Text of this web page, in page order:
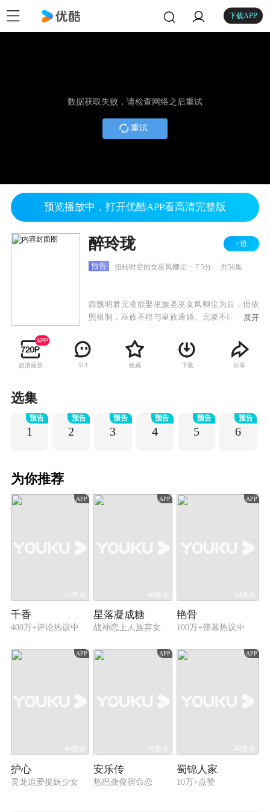
下载APP
数据获取失败，请检查网络之后重试
重试
预览播放中，打开优酷APP看高清完整版
醉玲珑 +追
预告 扭转时空的女巫凤卿尘 7.5分 共56集
西魏明君元凌欲娶巫族圣巫女凤卿尘为后，但依
照祖制，巫族不得与皇族通婚。元凌不顾天下人
被巫族驱逐，七皇子元湛发动兵变。眼见元凌因
为自己而被逼至生死边缘，凤卿尘发动巫族禁术
九转玲珑阵，打破现实重构了一个新的世界。来
们再度相遇，凤卿尘却不得不隐藏自己对元凌的
深情，暗中守护并辅助元凌。相守相知却不敢相
展开
超清画质 513 收藏 下载 分享
选集
1
预告
2
预告
3
预告
4
预告
5
预告
6
预告
为你推荐
APP
33集全
千香
400万+评论热议中
APP
40集全
星落凝成糖
战神恋上人族弃女
APP
54集全
艳骨
100万+弹幕热议中
APP
40集全
护心
灵龙追爱捉妖少女
APP
39集全
安乐传
热巴龚俊宿命恋
APP
40集全
蜀锦人家
10万+点赞